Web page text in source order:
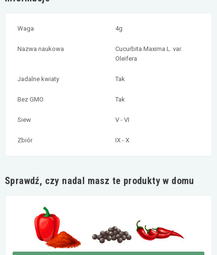
Waga 4g
Nazwa naukowa
Cucurbita Maxima L. var.
Oleifera
Jadalne kwiaty Tak
Bez GMO Tak
Siew V - VI
Zbiór IX - X
Sprawdź, czy nadal masz te produkty w domu